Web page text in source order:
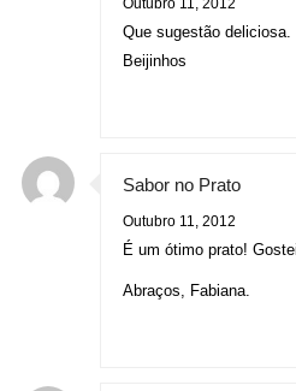
Que sugestão deliciosa.
Beijinhos
Sabor no Prato
Outubro 11, 2012
É um ótimo prato!
Abraços, Fabiana.